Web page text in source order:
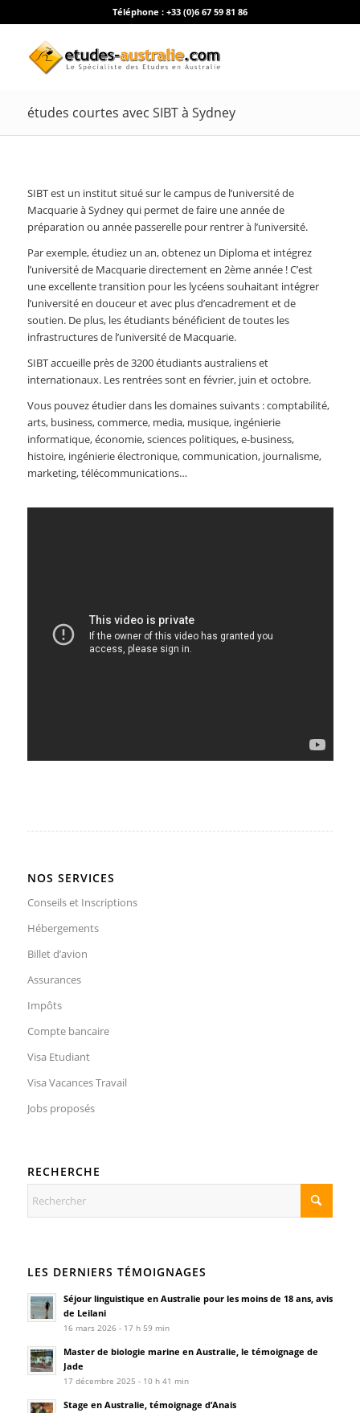
Téléphone : +33 (0)6 67 59 81 86
études courtes avec SIBT à Sydney
SIBT est un institut situé sur le campus de l’université de
Macquarie à Sydney qui permet de faire une année de
préparation ou année passerelle pour rentrer à l’université.
Par exemple, étudiez un an, obtenez un Diploma et intégrez
l’université de Macquarie directement en 2ème année ! C’est
une excellente transition pour les lycéens souhaitant intégrer
l’université en douceur et avec plus d’encadrement et de
soutien. De plus, les étudiants bénéficient de toutes les
infrastructures de l’université de Macquarie.
SIBT accueille près de 3200 étudiants australiens et
internationaux. Les rentrées sont en février, juin et octobre.
Vous pouvez étudier dans les domaines suivants : comptabilité,
arts, business, commerce, media, musique, ingénierie
informatique, économie, sciences politiques, e-business,
histoire, ingénierie électronique, communication, journalisme,
marketing, télécommunications…
NOS SERVICES
Conseils et Inscriptions
Hébergements
Billet d’avion
Assurances
Impôts
Compte bancaire
Visa Etudiant
Visa Vacances Travail
Jobs proposés
RECHERCHE
LES DERNIERS TÉMOIGNAGES
Séjour linguistique en Australie pour les moins de 18 ans, avis
de Leilani
16 mars 2026 - 17 h 59 min
Master de biologie marine en Australie, le témoignage de
Jade
17 décembre 2025 - 10 h 41 min
Stage en Australie, témoignage d’Anais